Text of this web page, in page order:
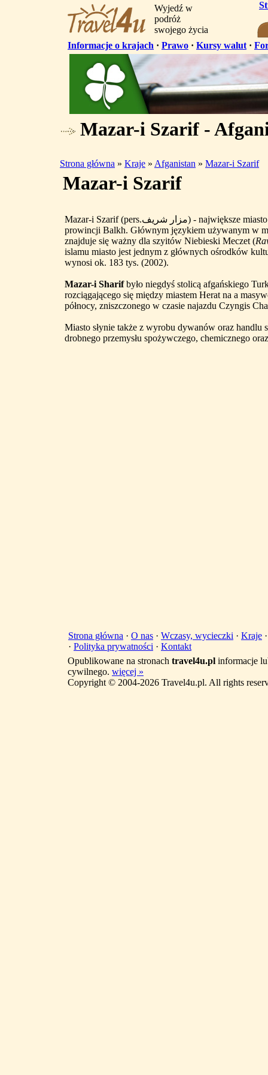
Wyjedź w
podróż
swojego życia
Informacje o krajach · Prawo · Kursy walut ·
Mazar-i Szarif -
Strona główna » Kraje » Afganistan » Mazar-i Szarif
Mazar-i Szarif
Mazar-i Szarif (pers.مزار شریف) - największe miasto w północnym Afganistanie, stolica
prowincji Balkh. Głównym językiem używanym w
znajduje się ważny dla szyitów Niebieski Meczet (
islamu miasto jest jednym z głównych ośrodków
wynosi ok. 183 tys. (2002).
Mazar-i Sharifbyło niegdyś stolicą afgańskiego
rozciągającego się między miastem Herat na a
północy, zniszczonego w czasie najazdu Czyngis
Miasto słynie także z wyrobu dywanów oraz handlu
drobnego przemysłu spożywczego, chemicznego
Strona główna · O nas · Wczasy, wycieczki · Kraje
· Polityka prywatności · Kontakt
Opublikowane na stronach travel4u.pl informacje
cywilnego. więcej »
Copyright © 2004-2026 Travel4u.pl. All rights